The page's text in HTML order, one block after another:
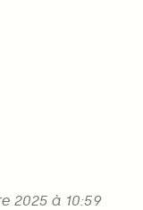
2025 à 10:59